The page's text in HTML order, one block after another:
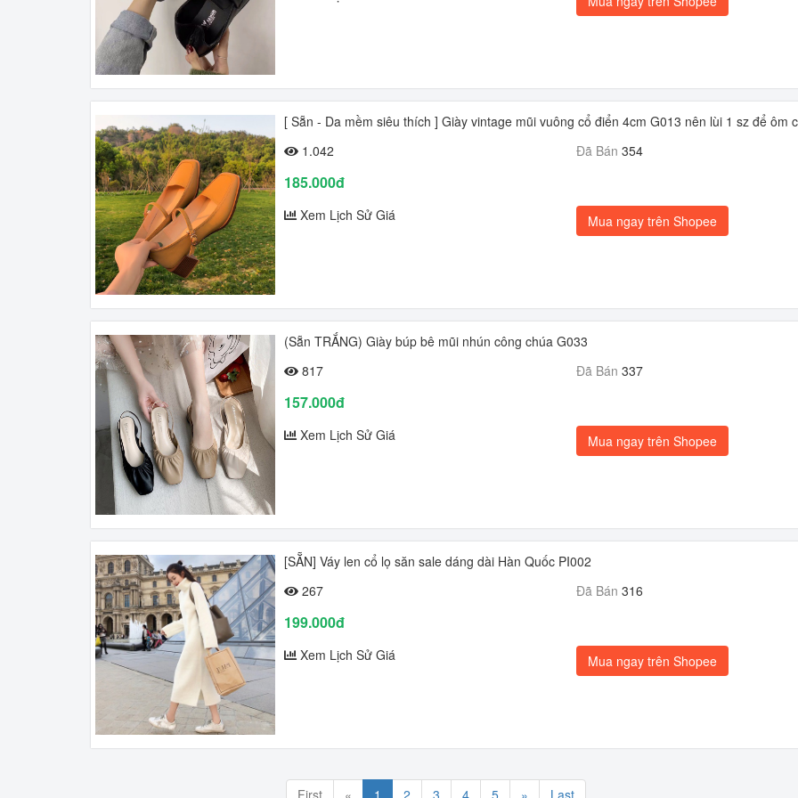
[ Sẵn - Da mềm siêu thích ] Giày vintage mũi vuông cổ điển 4cm G013 nên lùi 1 sz để ôm
1.042
Đã Bán 354
185.000đ
Xem Lịch Sử Giá Mua ngay trên Shopee
(Sẵn TRẮNG) Giày búp bê mũi nhún công chúa G033
817
Đã Bán 337
157.000đ
Xem Lịch Sử Giá Mua ngay trên Shopee
[SẴN] Váy len cổ lọ săn sale dáng dài Hàn Quốc PI002
267
Đã Bán 316
199.000đ
Xem Lịch Sử Giá Mua ngay trên Shopee
First « 1 2 3 4 5 » Last